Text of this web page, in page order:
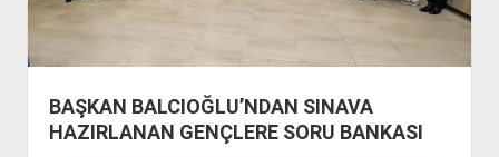
Künye ve İletişim
BAŞKAN BALCIOĞLU’NDAN SINAVA
HAZIRLANAN GENÇLERE SORU BANKASI